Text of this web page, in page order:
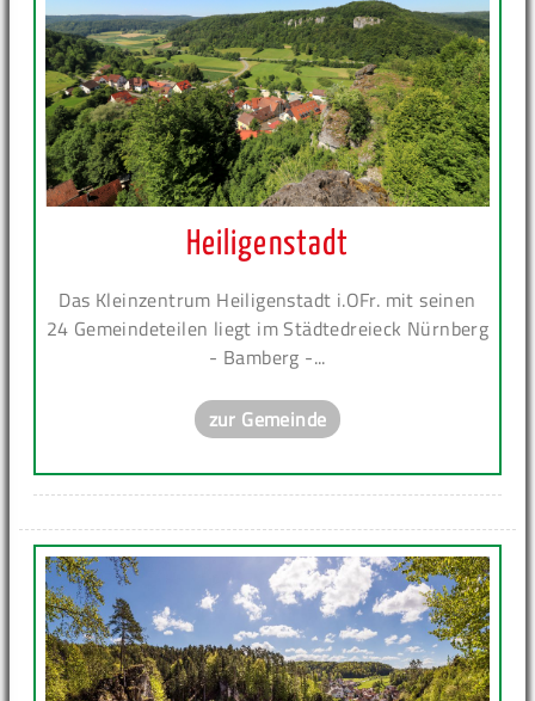
Heiligenstadt
Das Kleinzentrum Heiligenstadt i.OFr. mit seinen
24 Gemeindeteilen liegt im Städtedreieck Nürnberg
- Bamberg -...
zur Gemeinde